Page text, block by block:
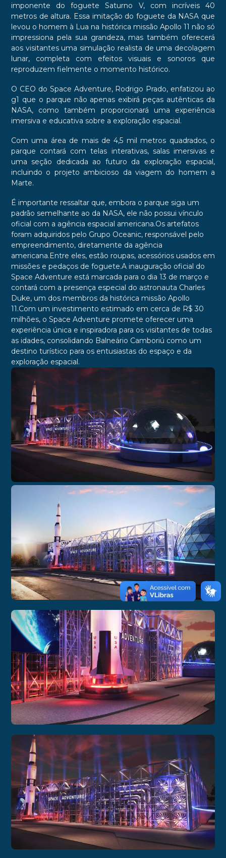
imponente do foguete Saturno V, com incríveis 40
metros de altura. Essa imitação do foguete da NASA que
levou o homem à Lua na histórica missão Apollo 11 não só
impressiona pela sua grandeza, mas também oferecerá
aos visitantes uma simulação realista de uma decolagem
lunar, completa com efeitos visuais e sonoros que
reproduzem fielmente o momento histórico.
O CEO do Space Adventure, Rodrigo Prado, enfatizou ao
g1 que o parque não apenas exibirá peças autênticas da
NASA, como também proporcionará uma experiência
imersiva e educativa sobre a exploração espacial.
Com uma área de mais de 4,5 mil metros quadrados, o
parque contará com telas interativas, salas imersivas e
uma seção dedicada ao futuro da exploração espacial,
incluindo o projeto ambicioso da viagem do homem a
Marte.
É importante ressaltar que, embora o parque siga um
padrão semelhante ao da NASA, ele não possui vínculo
oficial com a agência espacial americana.Os artefatos
foram adquiridos pelo Grupo Oceanic, responsável pelo
empreendimento, diretamente da agência
americana.Entre eles, estão roupas, acessórios usados em
missões e pedaços de foguete.A inauguração oficial do
Space Adventure está marcada para o dia 13 de março e
contará com a presença especial do astronauta Charles
Duke, um dos membros da histórica missão Apollo
11.Com um investimento estimado em cerca de R$ 30
milhões, o Space Adventure promete oferecer uma
experiência única e inspiradora para os visitantes de todas
as idades, consolidando Balneário Camboriú como um
destino turístico para os entusiastas do espaço e da
exploração espacial.